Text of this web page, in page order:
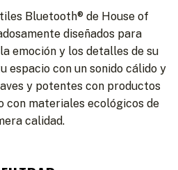
Bluetooth® de House of
diseñados para
emoción y los detalles de su
espacio con un sonido cálido y
y potentes con productos
con materiales ecológicos de
calidad.